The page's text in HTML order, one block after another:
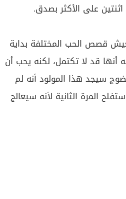
على الأكثر بصدق.
قصص الحب المختلفة بداية
قد لا تكتمل، لكنه يحب أن
سيجد هذا المولود أنه لم
المرة الثانية لأنه سيعالج